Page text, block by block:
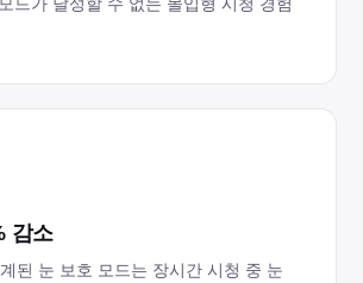
감소
된 눈 보호 모드는 장시간 시청 중 눈